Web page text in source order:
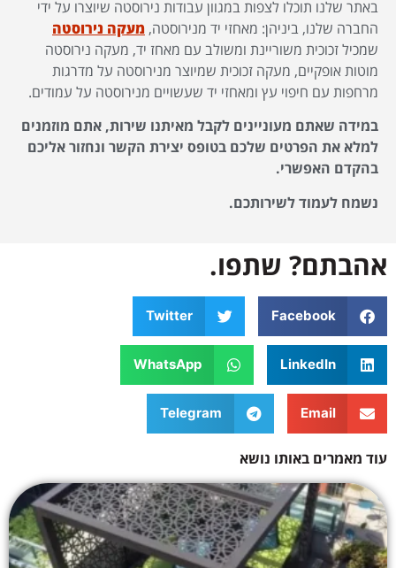
באתר שלנו תוכלו לצפות במגוון עבודות נירוסטה שיוצרו על ידי
החברה שלנו, ביניהן: מאחזי יד מנירוסטה, מעקה נירוסטה
שמכיל זכוכית משוריינת ומשולב עם מאחז יד, מעקה נירוסטה
מוטות אופקיים, מעקה זכוכית שמיוצר מנירוסטה על מדרגות
מרחפות עם חיפוי עץ ומאחזי יד שעשויים מנירוסטה על עמודים.
במידה שאתם מעוניינים לקבל מאיתנו שירות, אתם מוזמנים
למלא את הפרטים שלכם בטופס יצירת הקשר ונחזור אליכם
בהקדם האפשרי.
נשמח לעמוד לשירותכם.
אהבתם? שתפו.
Facebook
Twitter
LinkedIn
WhatsApp
Email
Telegram
עוד מאמרים באותו נושא